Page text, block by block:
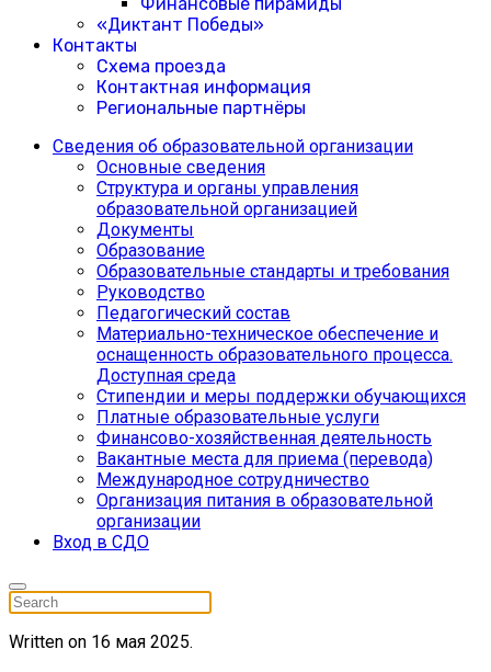
«Диктант Победы»
Контакты
Схема проезда
Контактная информация
Региональные партнёры
Сведения об образовательной организации
Основные сведения
Структура и органы управления
образовательной организацией
Документы
Образование
Образовательные стандарты и требования
Руководство
Педагогический состав
Материально-техническое обеспечение и
оснащенность образовательного процесса.
Доступная среда
Cтипендии и меры поддержки обучающихся
Платные образовательные услуги
Финансово-хозяйственная деятельность
Вакантные места для приема (перевода)
Международное сотрудничество
Организация питания в образовательной
организации
Вход в СДО
Written on 16 мая 2025.